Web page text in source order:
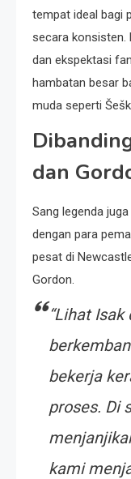
tempat ideal bagi
secara konsisten.
dan ekspektasi
hambatan besar
muda seperti
dan
Sang legenda
dengan para
pesat di
Gordon.
“Lihat
bekerja
proses. Di
kami